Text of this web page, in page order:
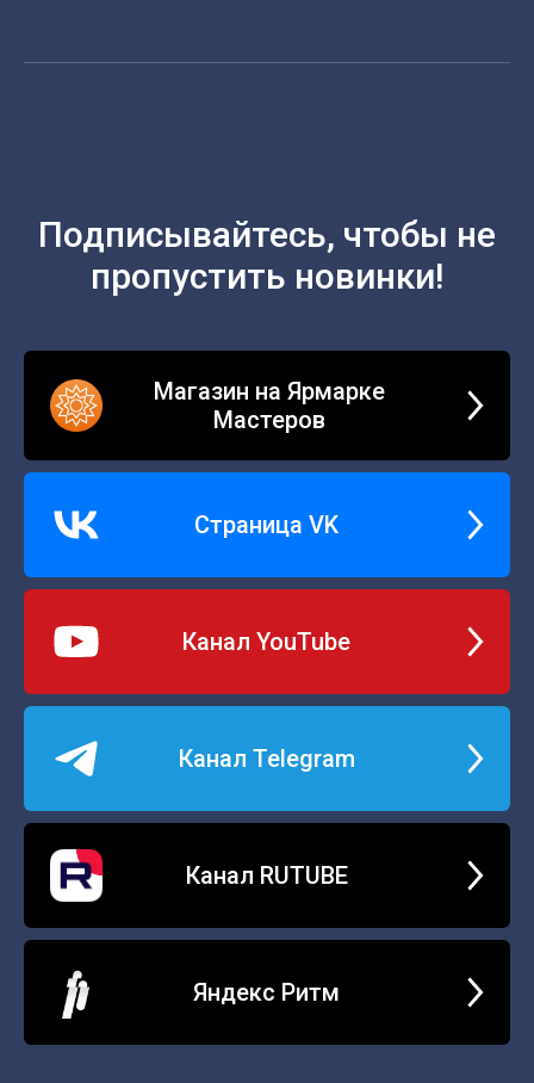
Подписывайтесь, чтобы не
пропустить новинки!
Магазин на Ярмарке
Мастеров
Страница VK
Канал YouTube
Канал Telegram
Канал RUTUBE
Яндекс Ритм